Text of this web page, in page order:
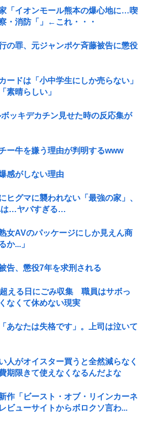
「イオンモール熊本の爆心地に…喫
・消防「」←これ・・・
の罪、元ジャンポケ斉藤被告に懲役
ードは「小中学生にしか売らない」
素晴らしい」
ボッキデカチン見せた時の反応集が
ー牛を嫌う理由が判明するwww
感がしない理由
ヒグマに襲われない「最強の家」、
は…ヤバすぎる…
女AVのパッケージにしか見えん商
か...」
告、懲役7年を求刑される
える日にごみ収集 職員はサボっ
なくて休めない現実
なたは失格です」。上司は泣いて
人がオイスター買うと全然減らなく
期限きて使えなくなるんだよな
作「ビースト・オブ・リインカーネ
ビューサイトからボロクソ言わ...